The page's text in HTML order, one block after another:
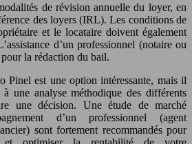
de révision annuelle du loyer, en
des loyers (IRL). Les conditions de
et le locataire doivent également
d’un professionnel (notaire ou
la rédaction du bail.
Pinel est une option intéressante, mais il
à une analyse méthodique des différents
une décision. Une étude de marché
d’un professionnel (agent
sont fortement recommandés pour